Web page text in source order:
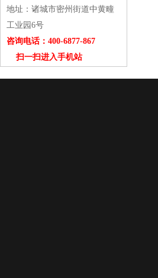
地址：诸城市密州街道中黄疃
工业园6号
咨询电话：400-6877-867
扫一扫进入手机站